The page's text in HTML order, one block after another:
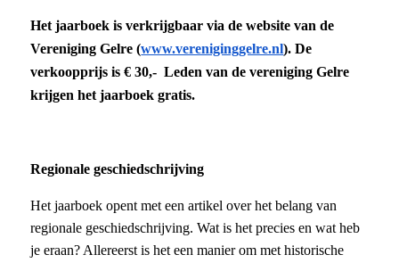
Het jaarboek is verkrijgbaar via de website van de
Vereniging Gelre (www.vereniginggelre.nl). De
verkoopprijs is € 30,- Leden van de vereniging Gelre
krijgen het jaarboek gratis.
Regionale geschiedschrijving
Het jaarboek opent met een artikel over het belang van
regionale geschiedschrijving. Wat is het precies en wat heb
je eraan? Allereerst is het een manier om met historische